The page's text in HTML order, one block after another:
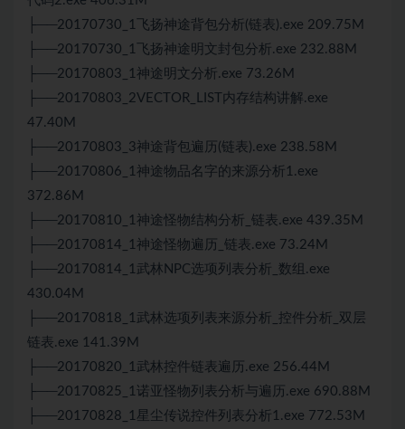
├──20170730_1飞扬神途背包分析(链表).exe 209.75M
├──20170730_1飞扬神途明文封包分析.exe 232.88M
├──20170803_1神途明文分析.exe 73.26M
├──20170803_2VECTOR_LIST内存结构讲解.exe
47.40M
├──20170803_3神途背包遍历(链表).exe 238.58M
├──20170806_1神途物品名字的来源分析1.exe
372.86M
├──20170810_1神途怪物结构分析_链表.exe 439.35M
├──20170814_1神途怪物遍历_链表.exe 73.24M
├──20170814_1武林NPC选项列表分析_数组.exe
430.04M
├──20170818_1武林选项列表来源分析_控件分析_双层
链表.exe 141.39M
├──20170820_1武林控件链表遍历.exe 256.44M
├──20170825_1诺亚怪物列表分析与遍历.exe 690.88M
├──20170828_1星尘传说控件列表分析1.exe 772.53M